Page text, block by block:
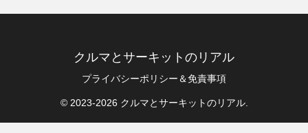
クルマとサーキットのリアル
プライバシーポリシー＆免責事項
© 2023-2026 クルマとサーキットのリアル.